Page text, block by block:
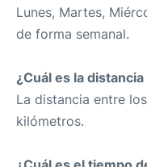
Lunes, Martes,
de forma semanal.
¿Cuál es la
La distancia entre
kilómetros.